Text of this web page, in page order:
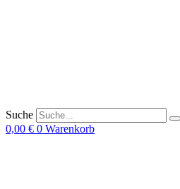
Suche
0,00 € 0 Warenkorb